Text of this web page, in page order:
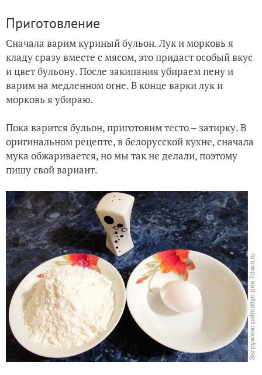
Приготовление
Сначала варим куриный бульон. Лук и морковь я
кладу сразу вместе с мясом, это придаст особый вкус
и цвет бульону. После закипания убираем пену и
варим на медленном огне. В конце варки лук и
морковь я убираю.
Пока варится бульон, приготовим тесто – затирку. В
оригинальном рецепте, в белорусской кухне, сначала
мука обжаривается, но мы так не делали, поэтому
пишу свой вариант.